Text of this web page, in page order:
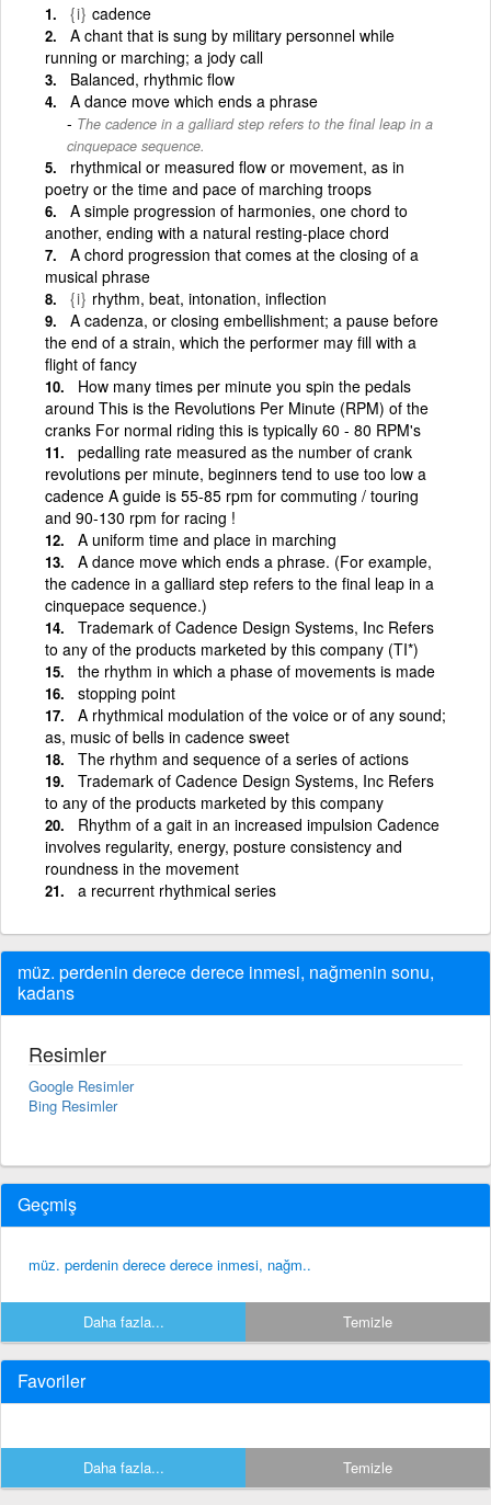
{i} cadence
A chant that is sung by military personnel while
running or marching; a jody call
Balanced, rhythmic flow
A dance move which ends a phrase
The cadence in a galliard step refers to the final leap in a
cinquepace sequence.
rhythmical or measured flow or movement, as in
poetry or the time and pace of marching troops
A simple progression of harmonies, one chord to
another, ending with a natural resting-place chord
A chord progression that comes at the closing of a
musical phrase
{i} rhythm, beat, intonation, inflection
A cadenza, or closing embellishment; a pause before
the end of a strain, which the performer may fill with a
flight of fancy
How many times per minute you spin the pedals
around This is the Revolutions Per Minute (RPM) of the
cranks For normal riding this is typically 60 - 80 RPM's
pedalling rate measured as the number of crank
revolutions per minute, beginners tend to use too low a
cadence A guide is 55-85 rpm for commuting / touring
and 90-130 rpm for racing !
A uniform time and place in marching
A dance move which ends a phrase. (For example,
the cadence in a galliard step refers to the final leap in a
cinquepace sequence.)
Trademark of Cadence Design Systems, Inc Refers
to any of the products marketed by this company (TI*)
the rhythm in which a phase of movements is made
stopping point
A rhythmical modulation of the voice or of any sound;
as, music of bells in cadence sweet
The rhythm and sequence of a series of actions
Trademark of Cadence Design Systems, Inc Refers
to any of the products marketed by this company
Rhythm of a gait in an increased impulsion Cadence
involves regularity, energy, posture consistency and
roundness in the movement
a recurrent rhythmical series
müz. perdenin derece derece inmesi, nağmenin sonu,
kadans
Resimler
Google Resimler
Bing Resimler
Geçmiş
müz. perdenin derece derece inmesi, nağm..
Daha fazla... Temizle
Favoriler
Daha fazla... Temizle